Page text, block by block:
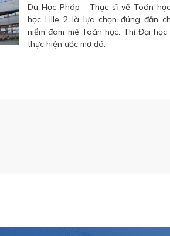
Du Học Pháp - Thạc sĩ về Toán
học Lille 2 là lựa chọn đúng đắn
niềm đam mê Toán học. Thì Đại
thực hiện ước mơ đó.